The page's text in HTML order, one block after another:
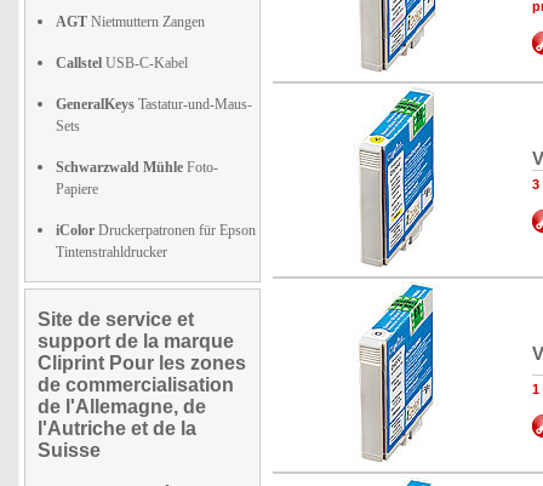
AGT Nietmuttern Zangen
Callstel USB-C-Kabel
GeneralKeys Tastatur-und-Maus-
Sets
Schwarzwald Mühle Foto-
Papiere
iColor Druckerpatronen für Epson
Tintenstrahldrucker
Site de service et
support de la marque
Cliprint Pour les zones
de commercialisation
de l'Allemagne, de
l'Autriche et de la
Suisse
3
1